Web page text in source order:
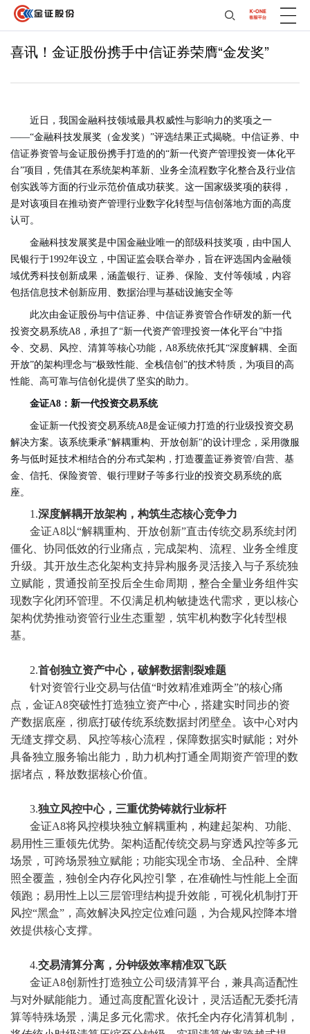
喜讯！金证股份携手中信证券荣膺“金发奖”
近日，我国金融科技领域最具权威性与影响力的奖项之一
——“金融科技发展奖（金发奖）”评选结果正式揭晓。中信证券、中
信证券资管与金证股份携手打造的的“新一代资产管理投资一体化平
台”项目，凭借其在系统架构革新、业务全流程数字化整合及行业信
创实践等方面的行业示范价值成功获奖。这一国家级奖项的获得，
是对该项目在推动资产管理行业数字化转型与信创落地方面的高度
认可。
金融科技发展奖是中国金融业唯一的部级科技奖项，由中国人
民银行于1992年设立，中国证监会联合举办，旨在评选国内金融领
域优秀科技创新成果，涵盖银行、证券、保险、支付等领域，内容
包括信息技术创新应用、数据治理与基础设施安全等
此次由金证股份与中信证券、中信证券资管合作研发的新一代
投资交易系统A8，承担了“新一代资产管理投资一体化平台”中指
令、交易、风控、清算等核心功能，A8系统依托其“深度解耦、全面
开放”的架构理念与“极致性能、全栈信创”的技术特质，为项目的高
性能、高可靠与信创化提供了坚实的助力。
金证A8：新一代投资交易系统
金证新一代投资交易系统A8是金证倾力打造的行业级投资交易
解决方案。该系统秉承"解耦重构、开放创新"的设计理念，采用微服
务与低时延技术相结合的分布式架构，打造覆盖证券资管/自营、基
金、信托、保险资管、银行理财子等多行业的投资交易系统的底
座。
1.深度解耦开放架构，构筑生态核心竞争力
金证A8以“解耦重构、开放创新”直击传统交易系统封闭
僵化、协同低效的行业痛点，完成架构、流程、业务全维度
升级。其开放生态化架构支持异构服务灵活接入与子系统独
立赋能，贯通投前至投后全生命周期，整合全量业务组件实
现数字化闭环管理。不仅满足机构敏捷迭代需求，更以核心
架构优势推动资管行业生态重塑，筑牢机构数字化转型根
基。
2.首创独立资产中心，破解数据割裂难题
针对资管行业交易与估值“时效精准难两全”的核心痛
点，金证A8突破性打造独立资产中心，搭建实时同步的资
产数据底座，彻底打破传统系统数据封闭壁垒。该中心对内
无缝支撑交易、风控等核心流程，保障数据实时赋能；对外
具备独立服务输出能力，助力机构打通全周期资产管理的数
据堵点，释放数据核心价值。
3.独立风控中心，三重优势铸就行业标杆
金证A8将风控模块独立解耦重构，构建起架构、功能、
易用性三重领先优势。架构适配传统交易与穿透风控等多元
场景，可跨场景独立赋能；功能实现全市场、全品种、全牌
照全覆盖，独创全内存化风控引擎，在准确性与性能上全面
领跑；易用性上以三层管理结构提升效能，可视化机制打开
风控“黑盒”，高效解决风控定位难问题，为合规风控降本增
效提供核心支撑。
4.交易清算分离，分钟级效率精准双飞跃
金证A8创新性打造独立公司级清算平台，兼具高适配性
与对外赋能能力。通过高度配置化设计，灵活适配无委托清
算等特殊场景，满足多元化需求。依托全内存化清算机制，